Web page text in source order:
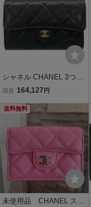
シャネル CHANEL 3つ折
り財布 AP0232 ミディア
ォレット/マトラッセ 黒 ゴ
ールド金具 美品 財布
現在 164,127 円
送料無料
未使用品 CHANEL スモ